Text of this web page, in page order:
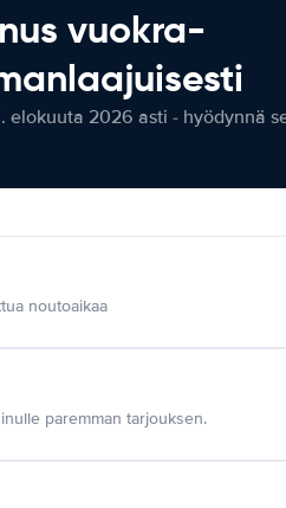
vuokra-
elokuuta 2026 asti - hyödynnä
noutoaikaa
paremman tarjouksen.